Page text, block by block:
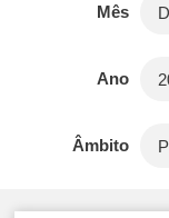
Mês
Ano
Âmbito